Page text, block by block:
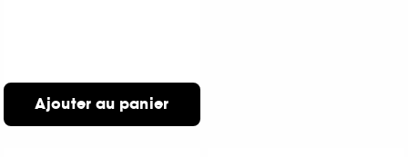
Ajouter au panier